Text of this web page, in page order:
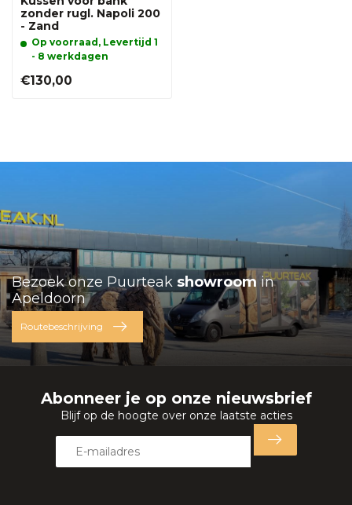
zonder rugl. Napoli 200
- Zand
Op voorraad, Levertijd 1
- 8 werkdagen
€130,00
Bezoek onze Puurteak showroom in
Apeldoorn
Routebeschrijving
Abonneer je op onze nieuwsbrief
Blijf op de hoogte over onze laatste acties